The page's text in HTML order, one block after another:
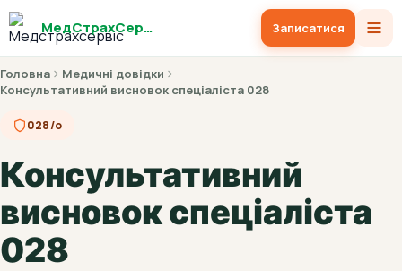
МедСтрахСервіс Записатися
Головна
Медичні довідки
Консультативний висновок спеціаліста 028
028/о
Консультативний
висновок спеціаліста
028